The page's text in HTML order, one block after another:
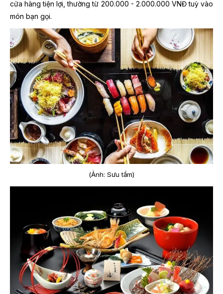
cửa hàng tiện lợi, thường từ 200.000 - 2.000.000 VNĐ tuỳ vào
món bạn gọi.
(Ảnh: Sưu tầm)